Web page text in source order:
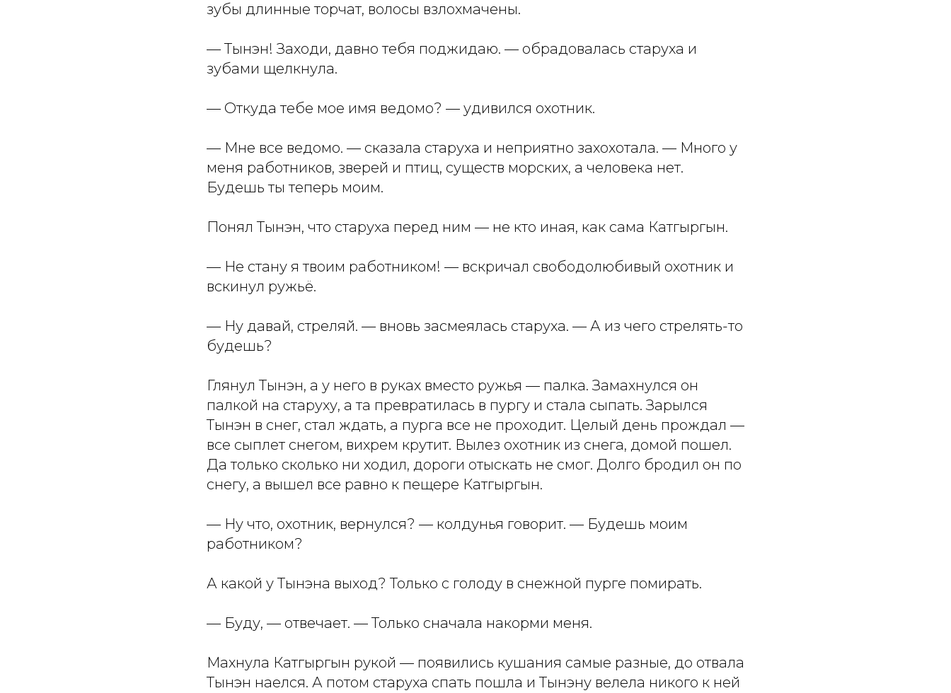
зубы длинные торчат, волосы взлохмачены.
— Тынэн! Заходи, давно тебя поджидаю. — обрадовалась старуха и
зубами щелкнула.
— Откуда тебе мое имя ведомо? — удивился охотник.
— Мне все ведомо. — сказала старуха и неприятно захохотала. — Много у
меня работников, зверей и птиц, существ морских, а человека нет.
Будешь ты теперь моим.
Понял Тынэн, что старуха перед ним — не кто иная, как сама Катгыргын.
— Не стану я твоим работником! — вскричал свободолюбивый охотник и
вскинул ружьё.
— Ну давай, стреляй. — вновь засмеялась старуха. — А из чего стрелять-то
будешь?
Глянул Тынэн, а у него в руках вместо ружья — палка. Замахнулся он
палкой на старуху, а та превратилась в пургу и стала сыпать. Зарылся
Тынэн в снег, стал ждать, а пурга все не проходит. Целый день прождал —
все сыплет снегом, вихрем крутит. Вылез охотник из снега, домой пошел.
Да только сколько ни ходил, дороги отыскать не смог. Долго бродил он по
снегу, а вышел все равно к пещере Катгыргын.
— Ну что, охотник, вернулся? — колдунья говорит. — Будешь моим
работником?
А какой у Тынэна выход? Только с голоду в снежной пурге помирать.
— Буду, — отвечает. — Только сначала накорми меня.
Махнула Катгыргын рукой — появились кушания самые разные, до отвала
Тынэн наелся. А потом старуха спать пошла и Тынэну велела никого к ней